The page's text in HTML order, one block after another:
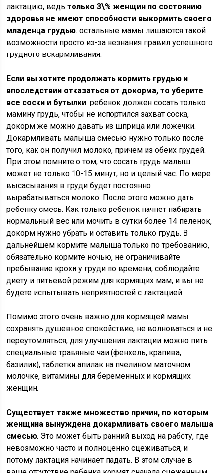
лактацию, ведьтолько 3\% женщин по состоянию
здоровья не имеют способности выкормить своего
младенца грудью. остальные мамы лишаются такой
возможности просто из-за незнания правил успешного
грудного вскармливания.
Если вы хотите продолжать кормить грудью и
впоследствии отказаться от докорма, то уберите
все соски и бутылки. ребенок должен сосать только
мамину грудь, чтобы не испортился захват соска,
докорм же можно давать из шприца или ложечки.
Докармливать малыша смесью нужно только после
того, как он получил молоко, причем из обеих грудей.
При этом помните о том, что сосать грудь малыш
может не только 10-15 минут, но и целый час. По мере
высасывания в груди будет постоянно
вырабатываться молоко. После этого можно дать
ребенку смесь. Как только ребенок начнет набирать
нормальный вес или мочить в сутки более 14 пеленок,
докорм нужно убрать и оставить только грудь. В
дальнейшем кормите малыша только по требованию,
обязательно кормите ночью, не ограничивайте
пребывание крохи у груди по времени, соблюдайте
диету и питьевой режим для кормящих мам, и вы не
будете испытывать неприятностей с лактацией.
Помимо этого очень важно для кормящей мамы
сохранять душевное спокойствие, не волноваться и не
переутомляться, для улучшения лактации можно пить
специальные травяные чаи (фенхель, крапива,
базилик), таблетки апилак на пчелином маточном
молочке, витамины для беременных и кормящих
женщин.
Существует также множество причин, по которым
женщина вынуждена докармливать своего малыша
смесью. Это может быть ранний выход на работу, где
невозможно часто и полноценно сцеживаться, и
потому лактация начинает падать. В этом случае в